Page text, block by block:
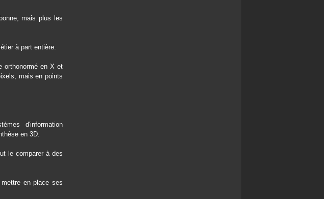
mais plus les
à part entière.
orthonormé en X et
mais en points
d'information
en 3D.
le comparer à des
en place ses